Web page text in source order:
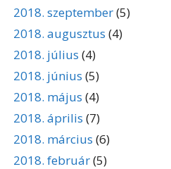
2018. szeptember(5)
2018. augusztus (4)
2018. július (4)
2018. június (5)
2018. május (4)
2018. április (7)
2018. március (6)
2018. február(5)